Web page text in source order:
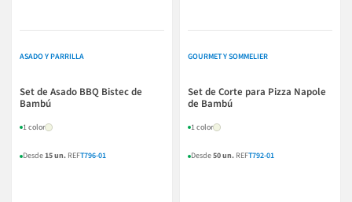
ASADO Y PARRILLA
Set de Asado BBQ Bistec de
Bambú
1 color
Desde15 un. REFT796-01
GOURMET Y SOMMELIER
Set de Corte para Pizza Napole
de Bambú
1 color
Desde50 un. REFT792-01